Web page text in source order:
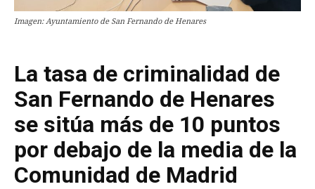
Imagen: Ayuntamiento de San Fernando de Henares
La tasa de criminalidad de
San Fernando de Henares
se sitúa más de 10 puntos
por debajo de la media de la
Comunidad de Madrid